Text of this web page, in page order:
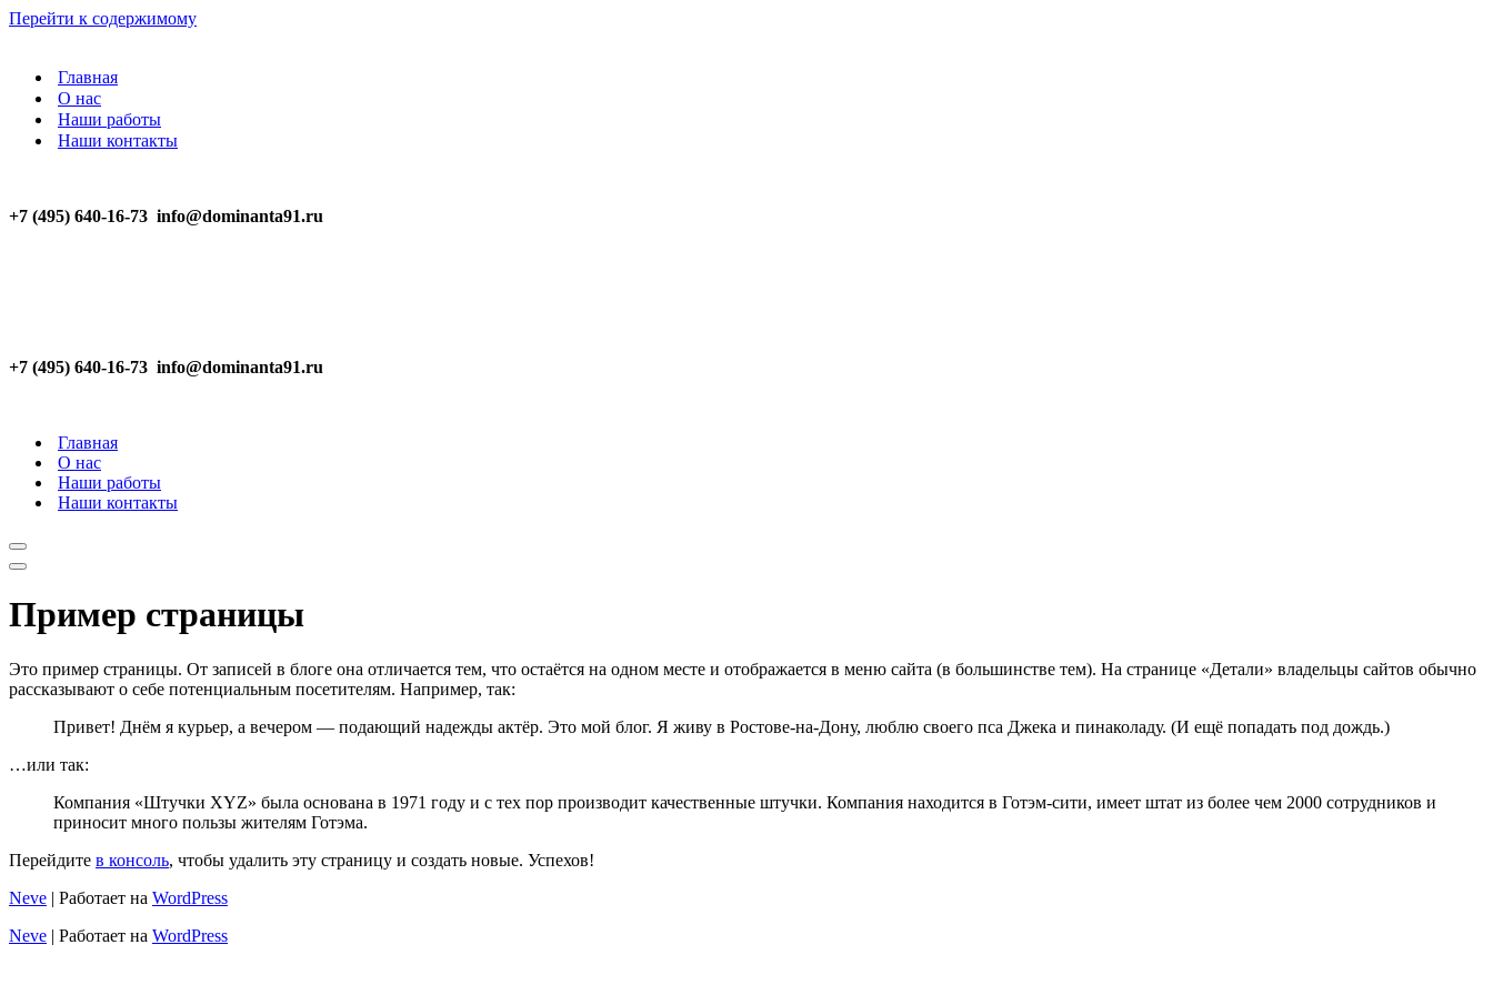
Перейти к содержимому
Главная
О нас
Наши работы
Наши контакты
+7 (495) 640-16-73 info@dominanta91.ru
+7 (495) 640-16-73 info@dominanta91.ru
Главная
О нас
Наши работы
Наши контакты
Меню
навигации
Меню
Пример страницы
Это пример страницы. От записей в блоге она отличается тем, что остаётся на одном месте и отображается в меню сайта (в большинстве тем). На странице «Детали» владельцы сайтов обычно
рассказывают о себе потенциальным посетителям. Например, так:
Привет! Днём я курьер, а вечером — подающий надежды актёр. Это мой блог. Я живу в Ростове-на-Дону, люблю своего пса Джека и пинаколаду. (И ещё попадать под дождь.)
…или так:
Компания «Штучки XYZ» была основана в 1971 году и с тех пор производит качественные штучки. Компания находится в Готэм-сити, имеет штат из более чем 2000 сотрудников и
приносит много пользы жителям Готэма.
Перейдите в консоль, чтобы удалить эту страницу и создать новые. Успехов!
Neve | Работает на WordPress
Neve | Работает на WordPress